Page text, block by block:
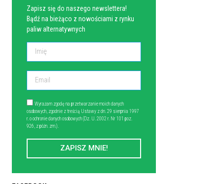
Zapisz się do naszego newslettera!
Bądź na bieżąco z nowościami z rynku
paliw alternatywnych
Wyrażam zgodę na przetwarzanie moich danych
osobowych, zgodnie z treścią Ustawy z dn. 29 sierpnia 1997
r. o ochronie danych osobowych (Dz. U. 2002 r. Nr 101 poz.
926, z późn. zm.).
ZAPISZ MNIE!